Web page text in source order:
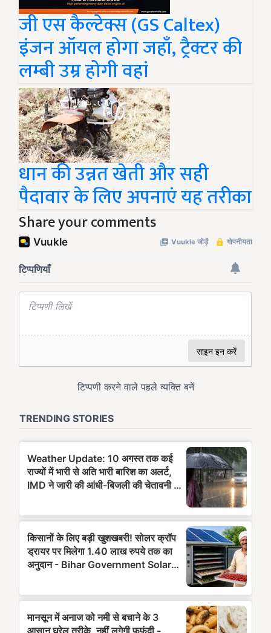
जी एस कैल्टेक्स (GS Caltex)
इंजन ऑयल होगा जहाँ, ट्रैक्टर की
लम्बी उम्र होगी वहां
धान की उन्नत खेती और सही
पैदावार के लिए अपनाएं यह तरीका
Share your comments